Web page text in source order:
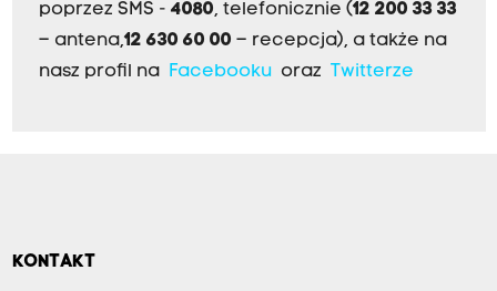
poprzez SMS - 4080, telefonicznie (12 200 33 33
– antena,12 630 60 00 – recepcja), a także na
nasz profil na Facebookuoraz Twitterze
KONTAKT